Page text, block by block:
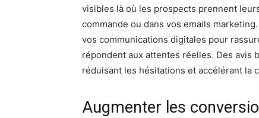
visibles là où les prospects prennent
commande ou dans vos emails
vos communications digitales pour
répondent aux attentes réelles. Des avis
réduisant les hésitations et accélérant la
Augmenter les